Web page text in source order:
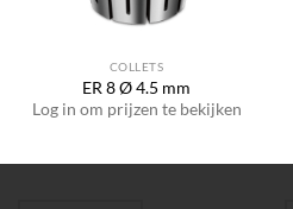
COLLETS
ER 8 Ø 4.5 mm
Log in om prijzen te bekijken